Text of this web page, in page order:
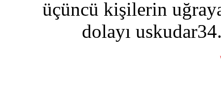
üçüncü kişilerin
dolayı